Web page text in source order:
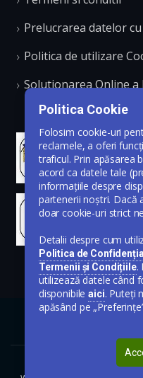
Prelucrarea datelor
Politica de utilizare
Solutionarea Online
Politica Cookie
Folosim cookie-uri
reclamele, a oferi
traficul. Prin apăsarea
acord ca datele tale
informațiile despre
partenerii noștri. Dacă
doar cookie-uri strict
Detalii despre cum
Politica de
Termenii și Condițiile.
utilizează datele când
disponibileaici. Puteți
apăsând pe